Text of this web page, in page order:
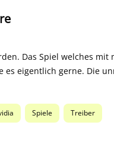
Das Spiel welches mit
eigentlich gerne. Die
Spiele Treiber